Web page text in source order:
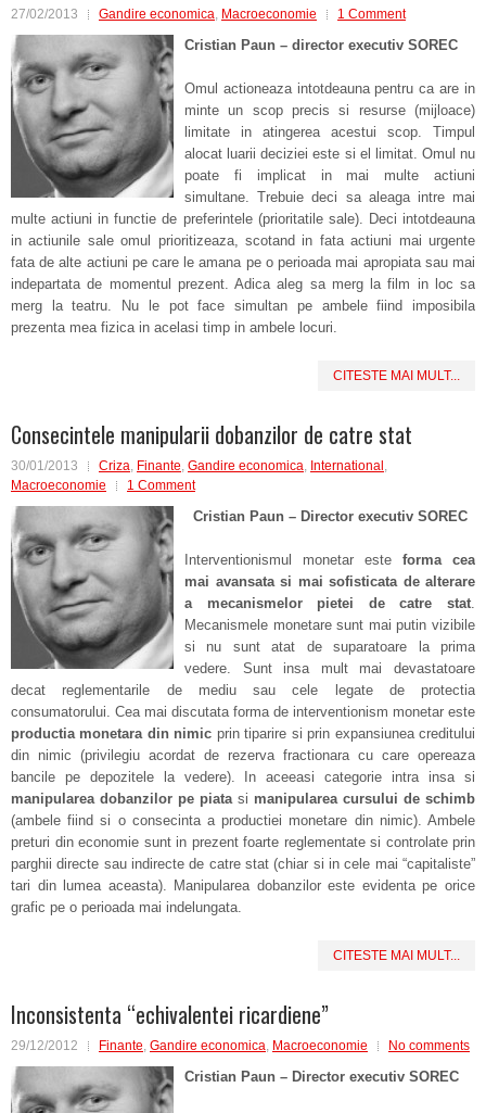
27/02/2013 Gandire economica, Macroeconomie 1 Comment
Cristian Paun – director executiv SOREC
Omul actioneaza intotdeauna pentru ca are in
minte un scop precis si resurse (mijloace)
limitate in atingerea acestui scop. Timpul
alocat luarii deciziei este si el limitat. Omul nu
poate fi implicat in mai multe actiuni
simultane. Trebuie deci sa aleaga intre mai
multe actiuni in functie de preferintele (prioritatile sale). Deci intotdeauna
in actiunile sale omul prioritizeaza, scotand in fata actiuni mai urgente
fata de alte actiuni pe care le amana pe o perioada mai apropiata sau mai
indepartata de momentul prezent. Adica aleg sa merg la film in loc sa
merg la teatru. Nu le pot face simultan pe ambele fiind imposibila
prezenta mea fizica in acelasi timp in ambele locuri.
CITESTE MAI MULT...
Consecintele manipularii dobanzilor de catre stat
30/01/2013 Criza, Finante, Gandire economica, International ,
Macroeconomie
1 Comment
Cristian Paun – Director executiv SOREC
Interventionismul monetar este forma cea
mai avansata si mai sofisticata de alterare
a mecanismelor pietei de catre stat.
Mecanismele monetare sunt mai putin vizibile
si nu sunt atat de suparatoare la prima
vedere. Sunt insa mult mai devastatoare
decat reglementarile de mediu sau cele legate de protectia
consumatorului. Cea mai discutata forma de interventionism monetar este
productia monetara din nimic prin tiparire si prin expansiunea creditului
din nimic (privilegiu acordat de rezerva fractionara cu care opereaza
bancile pe depozitele la vedere). In aceeasi categorie intra insa si
manipularea dobanzilor pe piatasi manipularea cursului de schimb
(ambele fiind si o consecinta a productiei monetare din nimic). Ambele
preturi din economie sunt in prezent foarte reglementate si controlate prin
parghii directe sau indirecte de catre stat (chiar si in cele mai “capitaliste”
tari din lumea aceasta). Manipularea dobanzilor este evidenta pe orice
grafic pe o perioada mai indelungata.
CITESTE MAI MULT...
Inconsistenta “echivalentei ricardiene”
29/12/2012 Finante, Gandire economica, Macroeconomie No comments
Cristian Paun – Director executiv SOREC